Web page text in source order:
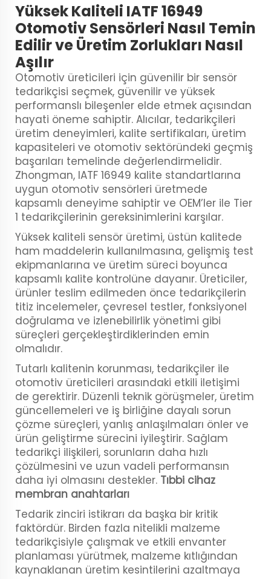
Yüksek Kaliteli IATF 16949
Otomotiv Sensörleri Nasıl Temin
Edilir ve Üretim Zorlukları Nasıl
Aşılır
Otomotiv üreticileri için güvenilir bir sensör
tedarikçisi seçmek, güvenilir ve yüksek
performanslı bileşenler elde etmek açısından
hayati öneme sahiptir. Alıcılar, tedarikçileri
üretim deneyimleri, kalite sertifikaları, üretim
kapasiteleri ve otomotiv sektöründeki geçmiş
başarıları temelinde değerlendirmelidir.
Zhongman, IATF 16949 kalite standartlarına
uygun otomotiv sensörleri üretmede
kapsamlı deneyime sahiptir ve OEM’ler ile Tier
1 tedarikçilerinin gereksinimlerini karşılar.
Yüksek kaliteli sensör üretimi, üstün kalitede
ham maddelerin kullanılmasına, gelişmiş test
ekipmanlarına ve üretim süreci boyunca
kapsamlı kalite kontrolüne dayanır. Üreticiler,
ürünler teslim edilmeden önce tedarikçilerin
titiz incelemeler, çevresel testler, fonksiyonel
doğrulama ve izlenebilirlik yönetimi gibi
süreçleri gerçekleştirdiklerinden emin
olmalıdır.
Tutarlı kalitenin korunması, tedarikçiler ile
otomotiv üreticileri arasındaki etkili iletişimi
de gerektirir. Düzenli teknik görüşmeler, üretim
güncellemeleri ve iş birliğine dayalı sorun
çözme süreçleri, yanlış anlaşılmaları önler ve
ürün geliştirme sürecini iyileştirir. Sağlam
tedarikçi ilişkileri, sorunların daha hızlı
çözülmesini ve uzun vadeli performansın
daha iyi olmasını destekler. Tıbbi cihaz
membran anahtarları
Tedarik zinciri istikrarı da başka bir kritik
faktördür. Birden fazla nitelikli malzeme
tedarikçisiyle çalışmak ve etkili envanter
planlaması yürütmek, malzeme kıtlığından
kaynaklanan üretim kesintilerini azaltmaya